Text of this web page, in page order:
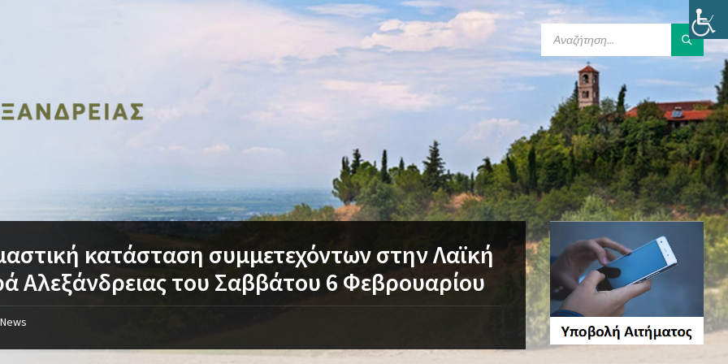
κατάσταση συμμετεχόντων στην Λαϊκή
Αλεξάνδρειας του Σαββάτου 6 Φεβρουαρίου
News